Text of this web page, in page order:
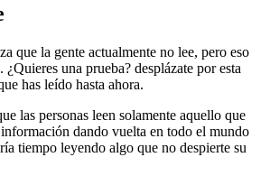
que la gente actualmente no lee, pero eso
¿Quieres una prueba? desplázate por esta
has leído hasta ahora.
las personas leen solamente aquello que
dando vuelta en todo el mundo
tiempo leyendo algo que no despierte su